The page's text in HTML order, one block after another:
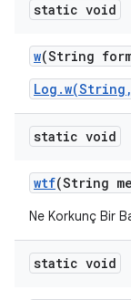
static void
w(String
static void
wtf(String
Ne Korkunç Bir
static void